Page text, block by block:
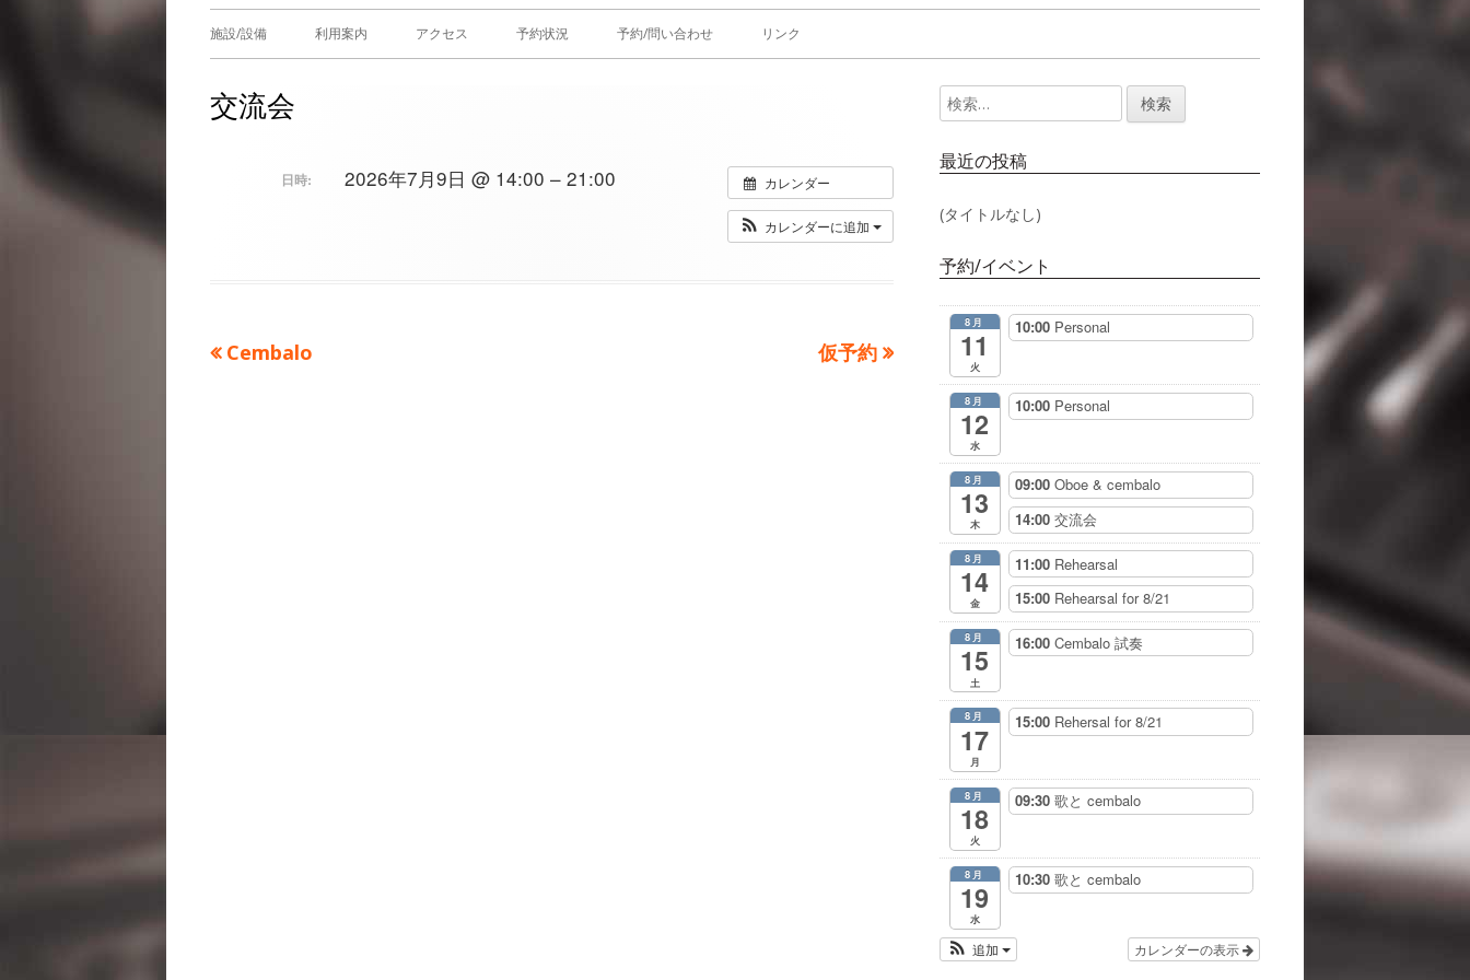
メ
ン
施設/設備 利用案内 アクセス 予約状況 予約/問い合わせ リンク
交流会
カレンダー
カレンダーに追加
日時: 2026年7月9日 @ 14:00 – 21:00
投前
Cembalo
次
仮予約
メ
イ
ン
サ
イ
ド
バ
検
索:
最近の投稿
(タイトルなし)
予約/イベント
8月
11
火
10:00 Personal
8月
12
水
10:00 Personal
8月
13
木
09:00 Oboe & cembalo
14:00 交流会
8月
14
金
11:00 Rehearsal
15:00 Rehearsal for 8/21
8月
15
土
16:00 Cembalo 試奏
8月
17
月
15:00 Rehersal for 8/21
8月
18
火
09:30 歌と cembalo
8月
19
水
10:30 歌と cembalo
カレンダーの表示
追加